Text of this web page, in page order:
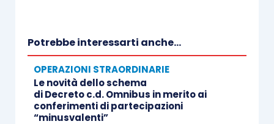
seguente:
sia latrasformazione “regressiva”
l’opzione per la trasparenza fiscale,
determinano in capo alla società la
Potrebbe interessarti anche...
OPERAZIONI STRAORDINARIE
Le novità dello schema
di Decreto c.d. Omnibus in merito ai
conferimenti di partecipazioni
“minusvalenti”